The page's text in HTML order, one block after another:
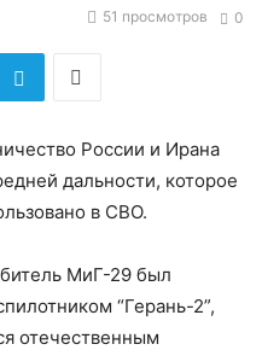
0
51 просмотров
России и Ирана
дальности, которое
в СВО.
МиГ-29 был
“Герань-2”,
отечественным